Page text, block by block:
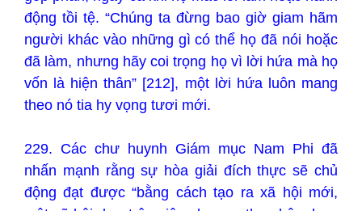
động tồi tệ. “Chúng ta đừng bao giờ giam hãm
người khác vào những gì có thể họ đã nói hoặc
đã làm, nhưng hãy coi trọng họ vì lời hứa mà họ
vốn là hiện thân” [212], một lời hứa luôn mang
theo nó tia hy vọng tươi mới.
229. Các chư huynh Giám mục Nam Phi đã
nhấn mạnh rằng sự hòa giải đích thực sẽ chủ
động đạt được “bằng cách tạo ra xã hội mới,